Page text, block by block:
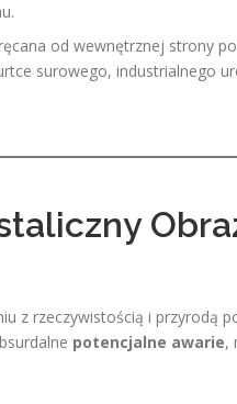
od wewnętrznej strony
surowego, industrialnego
z rzeczywistością i przyrodą
potencjalne awarie,